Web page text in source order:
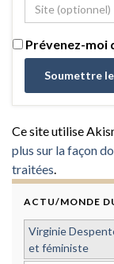
Prévenez-moi
Ce site utilise
plus sur la façon
traitées
ACTU/MONDE
Virginie
et féministe